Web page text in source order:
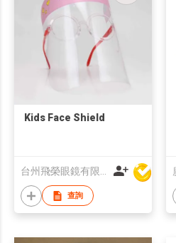
Kids Face Shield
查詢